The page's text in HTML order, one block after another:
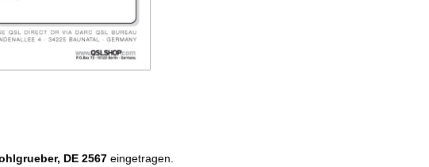
DE 2567 eingetragen.